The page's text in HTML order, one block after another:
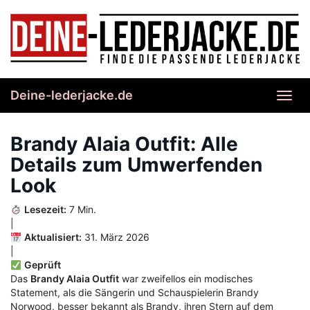
content
Deine-lederjacke.de
Brandy Alaia Outfit: Alle
Details zum Umwerfenden
Look
Lesezeit: 7 Min.
Aktualisiert: 31. März 2026
Geprüft
Das Brandy Alaia Outfit war zweifellos ein modisches
Statement, als die Sängerin und Schauspielerin Brandy
Norwood, besser bekannt als Brandy, ihren Stern auf dem